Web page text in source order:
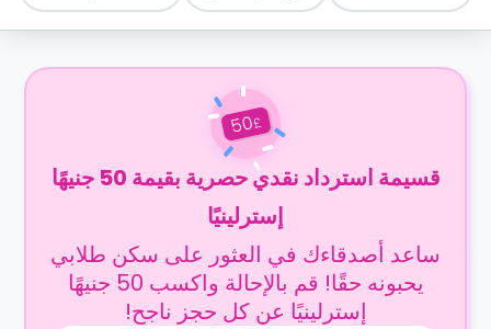
£
50
قسيمة استرداد نقدي حصرية بقيمة 50 جنيهًا
إسترلينيًا
ساعد أصدقاءك في العثور على سكن طلابي
يحبونه حقًا! قم بالإحالة واكسب 50 جنيهًا
إسترلينيًا عن كل حجز ناجح!